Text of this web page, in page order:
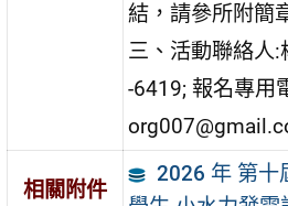
結，請參所附簡
三、活動聯絡人
-6419; 報名專用
相關附件
2026 年 第十